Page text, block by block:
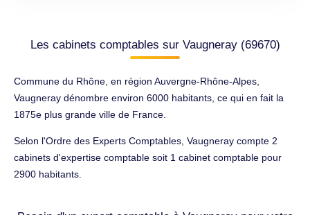
Les cabinets comptables sur Vaugneray (69670)
Commune du Rhône, en région Auvergne-Rhône-Alpes,
Vaugneray dénombre environ 6000 habitants, ce qui en fait la
1875e plus grande ville de France.
Selon l'Ordre des Experts Comptables, Vaugneray compte 2
cabinets d'expertise comptable soit 1 cabinet comptable pour
2900 habitants.